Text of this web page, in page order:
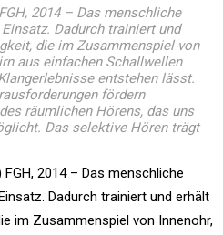
2014 – Das menschliche
Dadurch trainiert und
die im Zusammenspiel von
aus einfachen Schallwellen
entstehen lässt.
fördern
räumlichen Hörens, das uns
Das selektive Hören trägt
2014 – Das menschliche
Dadurch trainiert und erhält
im Zusammenspiel von Innenohr,